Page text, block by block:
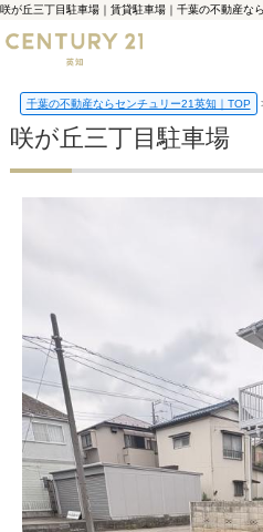
咲が丘三丁目駐車場｜賃貸駐車場｜千葉の不動産な
千葉の不動産ならセンチュリー21英知｜TOP
咲が丘三丁目駐車場